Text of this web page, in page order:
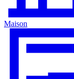
Maison